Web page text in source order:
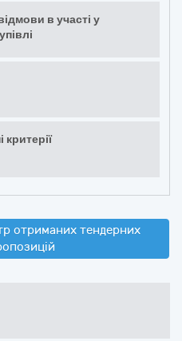
в участі у
критерії
отриманих тендерних